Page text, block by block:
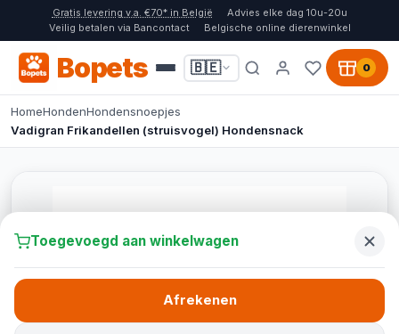
Gratis levering v.a. €70* in België
Advies elke dag 10u-20u
Veilig betalen via Bancontact
Belgische online dierenwinkel
Bopets 🇧🇪 0
HomeHondenHondensnoepjes
Vadigran Frikandellen (struisvogel) Hondensnack
Toegevoegd aan winkelwagen
Afrekenen